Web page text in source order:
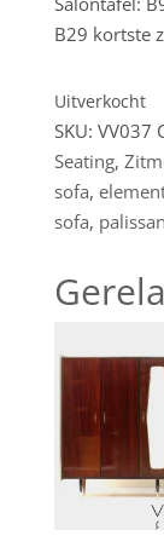
B29 kortste
Uitverkocht
SKU: VV037
Seating,
sofa,
sofa,